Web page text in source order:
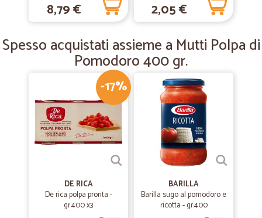
30/07/2019
Luisana B.
Direi ottimo servizio e veloci nella…
Direi ottimo servizio e veloci nella consegna. Grazie.
8,79 € 2,05 €
Spesso acquistati assieme a Mutti Polpa di
Pomodoro 400 gr.
-17%
DE RICA
De rica polpa pronta -
gr.400 x3
BARILLA
Barilla sugo al pomodoro e
ricotta - gr.400